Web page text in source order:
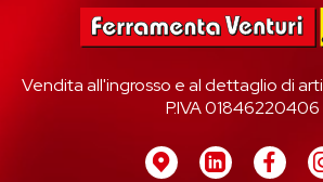
Vendita all'ingrosso e al dettaglio di
P.IVA 01846220406